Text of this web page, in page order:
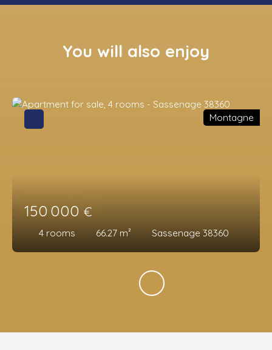
You will also enjoy
150 000 €
4 rooms 66.27 m² Sassenage 38360
Montagne